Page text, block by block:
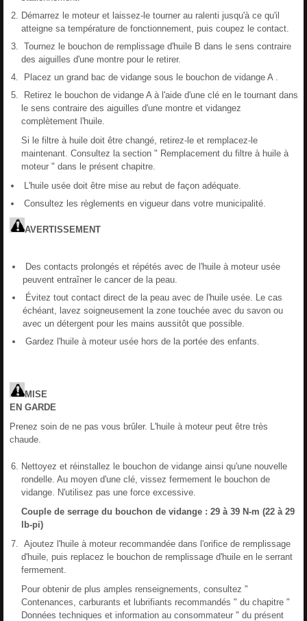
Démarrez le moteur et laissez-le tourner au ralenti jusqu'à ce qu'il
atteigne sa température de fonctionnement, puis coupez le contact.
Tournez le bouchon de remplissage d'huile B dans le sens contraire
des aiguilles d'une montre pour le retirer.
Placez un grand bac de vidange sous le bouchon de vidange A .
Retirez le bouchon de vidange A à l'aide d'une clé en le tournant dans
le sens contraire des aiguilles d'une montre et vidangez
complètement l'huile.
Si le filtre à huile doit être changé, retirez-le et remplacez-le
maintenant. Consultez la section " Remplacement du filtre à huile à
moteur " dans le présent chapitre.
L'huile usée doit être mise au rebut de façon adéquate.
Consultez les règlements en vigueur dans votre municipalité.
AVERTISSEMENT
Des contacts prolongés et répétés avec de l'huile à moteur usée
peuvent entraîner le cancer de la peau.
Évitez tout contact direct de la peau avec de l'huile usée. Le cas
échéant, lavez soigneusement la zone touchée avec du savon ou
avec un détergent pour les mains aussitôt que possible.
Gardez l'huile à moteur usée hors de la portée des enfants.
MISE
EN GARDE
Prenez soin de ne pas vous brûler. L'huile à moteur peut être très
chaude.
Nettoyez et réinstallez le bouchon de vidange ainsi qu'une nouvelle
rondelle. Au moyen d'une clé, vissez fermement le bouchon de
vidange. N'utilisez pas une force excessive.
Couple de serrage du bouchon de vidange : 29 à 39 N-m (22 à 29
lb-pi)
Ajoutez l'huile à moteur recommandée dans l'orifice de remplissage
d'huile, puis replacez le bouchon de remplissage d'huile en le serrant
fermement.
Pour obtenir de plus amples renseignements, consultez "
Contenances, carburants et lubrifiants recommandés " du chapitre "
Données techniques et information au consommateur " du présent